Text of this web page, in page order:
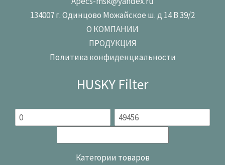
134007 г. Одинцово Можайское ш. д 14 В 39/2
О КОМПАНИИ
ПРОДУКЦИЯ
Политика конфиденциальности
HUSKY Filter
Категории товаров